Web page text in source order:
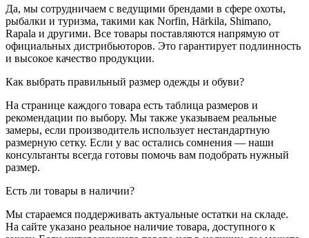
Да, мы сотрудничаем с ведущими брендами в сфере охоты,
рыбалки и туризма, такими как Norfin, Härkila, Shimano,
Rapala и другими. Все товары поставляются напрямую от
официальных дистрибьюторов. Это гарантирует подлинность
и высокое качество продукции.
Как выбрать правильный размер одежды и обуви?
На странице каждого товара есть таблица размеров и
рекомендации по выбору. Мы также указываем реальные
замеры, если производитель использует нестандартную
размерную сетку. Если у вас остались сомнения — наши
консультанты всегда готовы помочь вам подобрать нужный
размер.
Есть ли товары в наличии?
Мы стараемся поддерживать актуальные остатки на складе.
На сайте указано реальное наличие товара, доступного к